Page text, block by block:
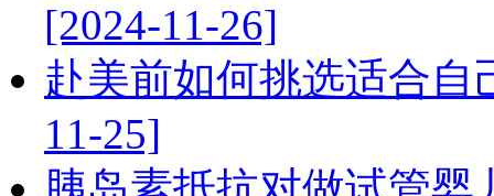
[2024-11-26]
赴美前如何挑选适合自
11-25]